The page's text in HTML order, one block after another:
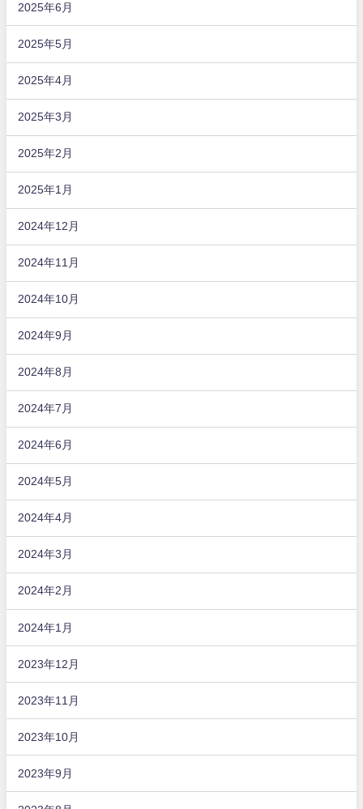
2025年6月
2025年5月
2025年4月
2025年3月
2025年2月
2025年1月
2024年12月
2024年11月
2024年10月
2024年9月
2024年8月
2024年7月
2024年6月
2024年5月
2024年4月
2024年3月
2024年2月
2024年1月
2023年12月
2023年11月
2023年10月
2023年9月